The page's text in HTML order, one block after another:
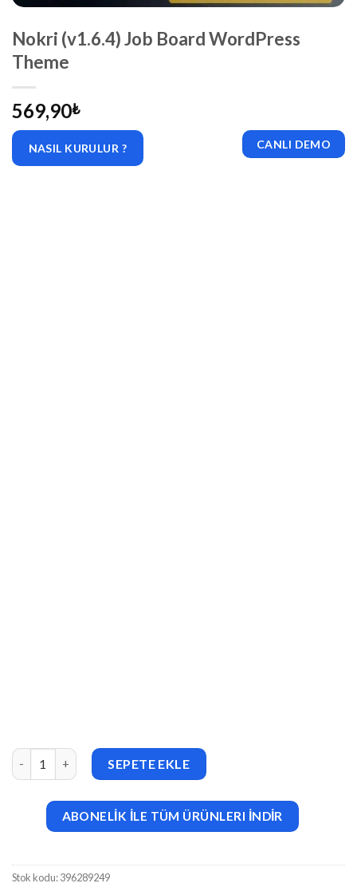
Nokri (v1.6.4) Job Board WordPress
Theme
569,90₺
NASIL KURULUR ? CANLI DEMO
Nokri (v1.6.4) Job Board WordPress Theme adet
SEPETE EKLE
ABONELİK İLE TÜM ÜRÜNLERI İNDİR
Stok kodu:396289249